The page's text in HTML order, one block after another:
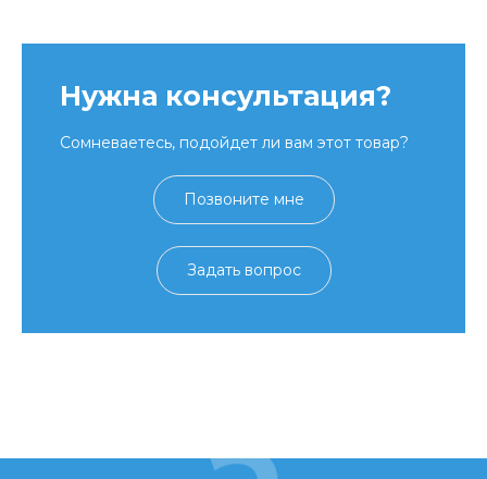
Нужна консультация?
Сомневаетесь, подойдет ли вам этот товар?
Позвоните мне
Задать вопрос